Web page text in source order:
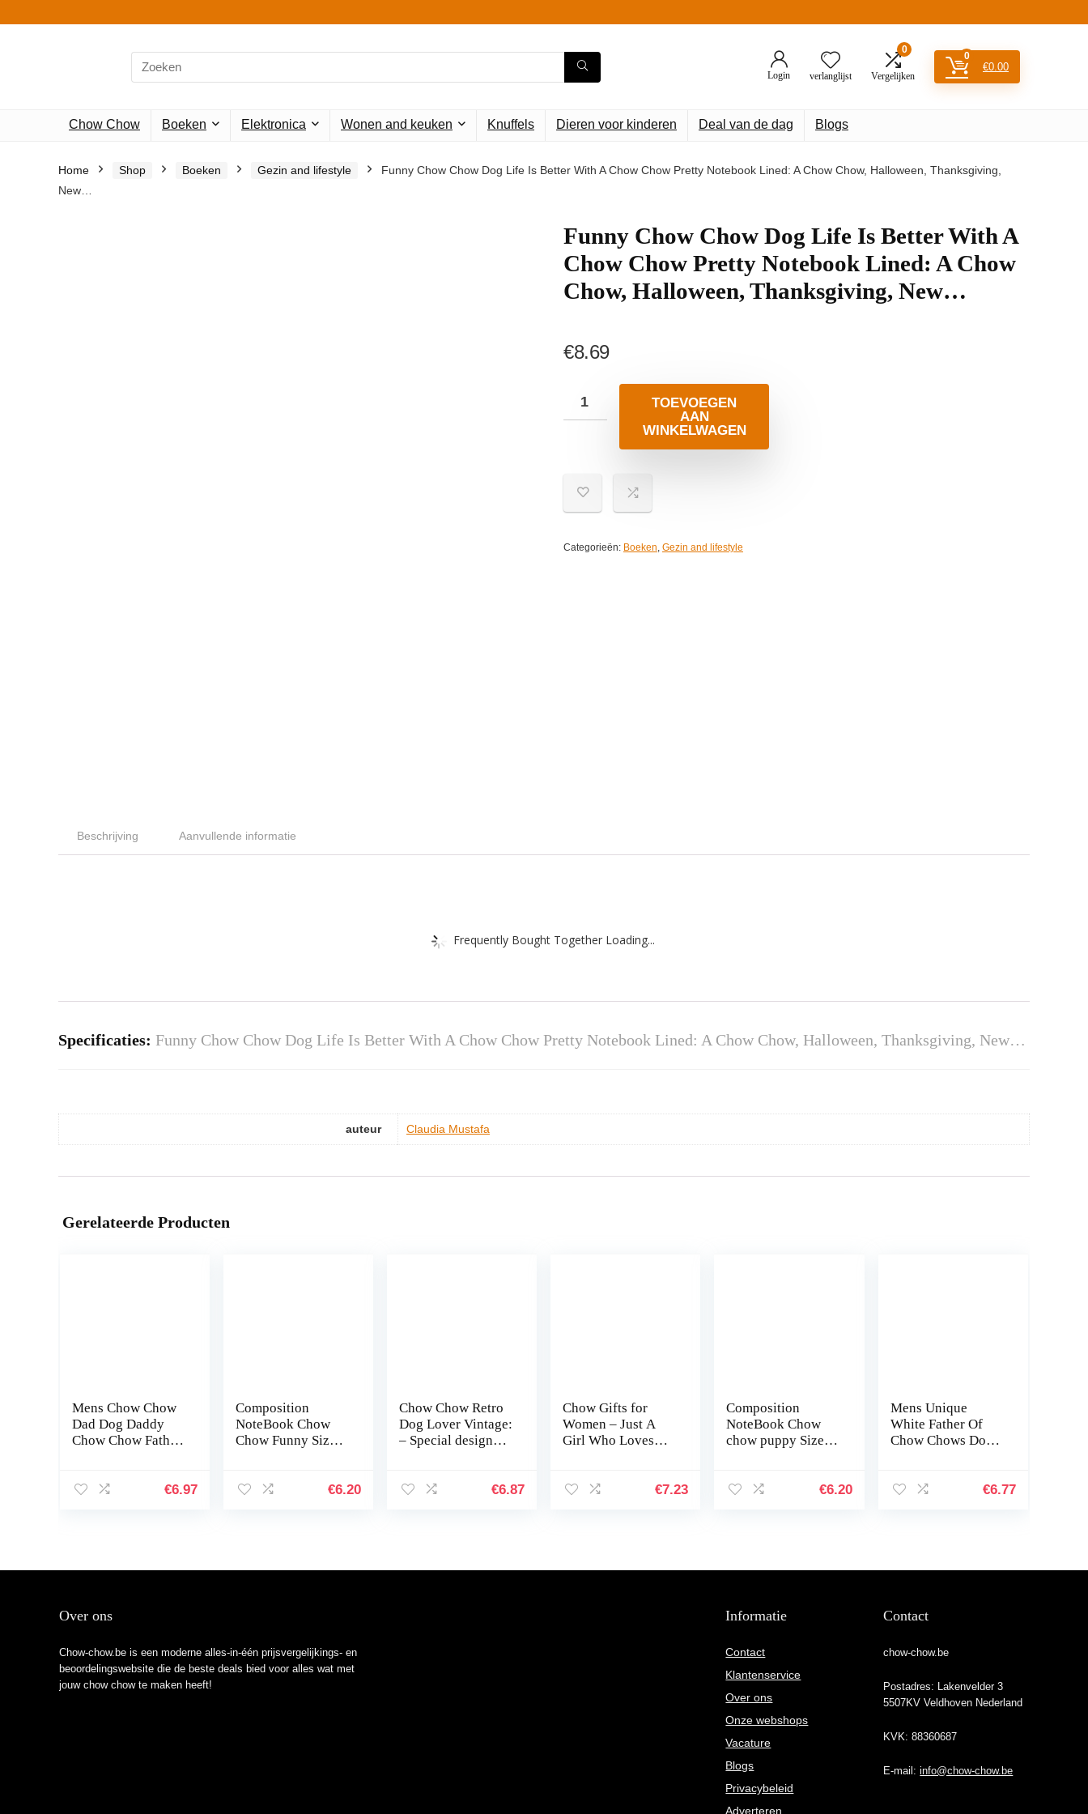
Search
for:
Login verlanglijst
0
Vergelijken
0
€0.00
Chow Chow Boeken Elektronica Wonen and keuken Knuffels Dieren voor kinderen Deal van de dag Blogs
Home Shop Boeken Gezin and lifestyle
Funny Chow Chow Dog Life Is Better With A Chow Chow Pretty Notebook Lined: A Chow Chow, Halloween, Thanksgiving,
New…
Funny Chow Chow Dog Life Is Better With A
Chow Chow Pretty Notebook Lined: A Chow
Chow, Halloween, Thanksgiving, New…
€8.69
TOEVOEGEN
AAN
WINKELWAGEN
Categorieën: Boeken, Gezin and lifestyle
Beschrijving Aanvullende informatie
Frequently Bought Together Loading...
Specificaties: Funny Chow Chow Dog Life Is Better With A Chow Chow Pretty Notebook Lined: A Chow Chow, Halloween, Thanksgiving, New…
auteur Claudia Mustafa
Gerelateerde Producten
Mens Chow Chow
Dad Dog Daddy
Chow Chow Father
inches, 116 white
€6.97
Composition
NoteBook Chow
Chow Funny Size
Animal French
€6.20
Chow Chow Retro
Dog Lover Vintage:
– Special designed
papers
€6.87
Chow Gifts for
Women – Just A
Girl Who Loves
Best Friends,
€7.23
Composition
NoteBook Chow
chow puppy Size
Flower Botanical
€6.20
Mens Unique
White Father Of
Chow Chows Dog
moderate size 6×9
€6.77
Over ons
Chow-chow.be is een moderne alles-in-één prijsvergelijkings- en
beoordelingswebsite die de beste deals bied voor alles wat met
jouw chow chow te maken heeft!
Informatie
Contact
Klantenservice
Over ons
Onze webshops
Vacature
Blogs
Privacybeleid
Adverteren
Contact
chow-chow.be
Postadres: Lakenvelder 3
5507KV Veldhoven Nederland
KVK: 88360687
E-mail:info@chow-chow.be